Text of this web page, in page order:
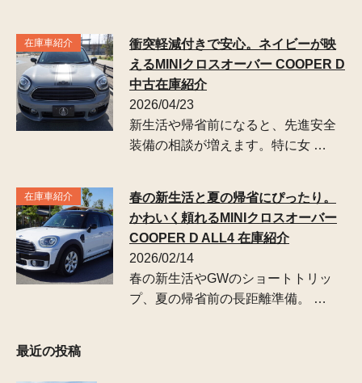
在庫車紹介
衝突軽減付きで安心。ネイビーが映
えるMINIクロスオーバー COOPER D
中古在庫紹介
2026/04/23
新生活や帰省前になると、先進安全
装備の相談が増えます。特に女 …
在庫車紹介
春の新生活と夏の帰省にぴったり。
かわいく頼れるMINIクロスオーバー
COOPER D ALL4 在庫紹介
2026/02/14
春の新生活やGWのショートトリッ
プ、夏の帰省前の長距離準備。 …
最近の投稿